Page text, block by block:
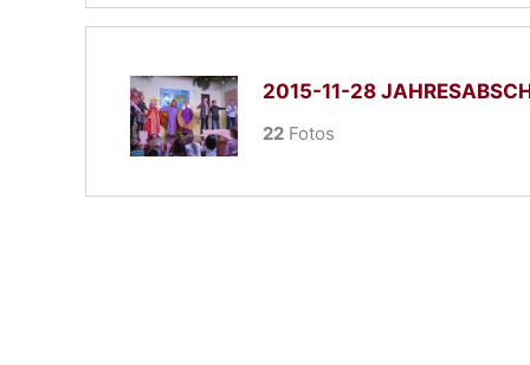
2015-11-28
22 Fotos